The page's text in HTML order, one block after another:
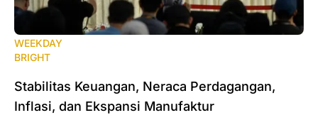
WEEKDAY
BRIGHT
Stabilitas Keuangan, Neraca Perdagangan,
Inflasi, dan Ekspansi Manufaktur